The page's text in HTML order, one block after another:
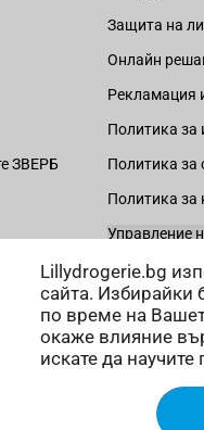
Lillydrogerie.bg
сайта. Избирайки
по време на
окаже влияние
искате да
ЗВЕРБ
Защита на
Онлайн
Рекламация
Политика за
Политика за
Политика за
Управление
Всички права